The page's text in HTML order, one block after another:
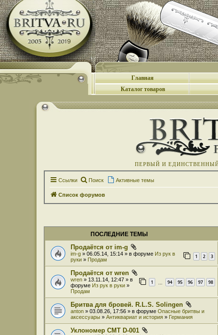
Главная
Каталог товаров
ПЕРВЫЙ И
Ссылки Поиск Активные темы
Список форумов
ПОСЛЕДНИЕ ТЕМЫ
Продаётся от im-g
1 2 3
im-g » 06.05.14, 15:14 » в форуме Из рук в
руки » Продам
Продаётся от wren
1 94 95 96 97 98
wren » 13.11.14, 12:47 » в
форуме Из рук в руки »
Продам
Бритва для бровей. R.L.S. Solingen
anton » 03.08.26, 17:56 » в форуме Опасные бритвы и
аксессуары » Антиквариат и история » Германия
Уклономер СМТ D-001